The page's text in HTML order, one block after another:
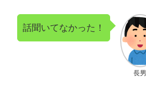
長男
話聞いてなかった！